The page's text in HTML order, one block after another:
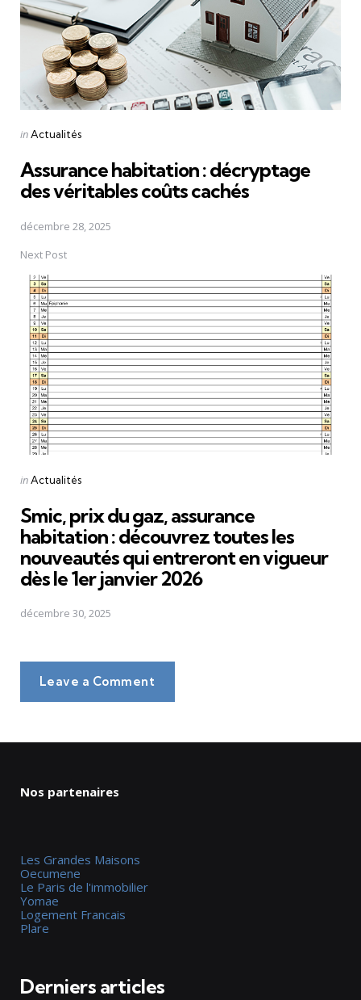
Posted
inActualités
Assurance habitation : décryptage
des véritables coûts cachés
décembre 28, 2025
Next Post
Posted
inActualités
Smic, prix du gaz, assurance
habitation : découvrez toutes les
nouveautés qui entreront en vigueur
dès le 1er janvier 2026
décembre 30, 2025
Leave a Comment
Nos partenaires
Les Grandes Maisons
Oecumene
Le Paris de l'immobilier
Yomae
Logement Francais
Plare
Derniers articles